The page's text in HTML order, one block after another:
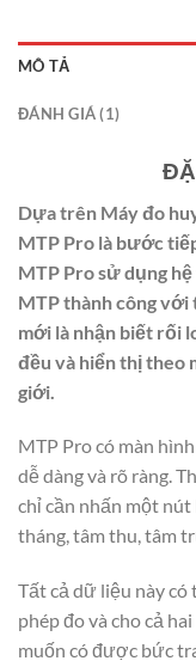
MÔ TẢ
ĐÁNH GIÁ (1)
Dựa trên Máy đo
MTP Pro là bước
MTP Pro sử dụng
MTP thành công với
mới là nhận biết rối
đều và hiển thị theo
giới.
MTP Pro có màn
dễ dàng và rõ ràng.
chỉ cần nhấn một nút
tháng, tâm thu, tâm
Tất cả dữ liệu này
phép đo và cho cả
muốn có được bức